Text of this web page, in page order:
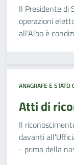
Il Presidente di
operazioni
all'Albo è
ANAGRAFE E STATO
Atti di
Il
davanti
- prima della